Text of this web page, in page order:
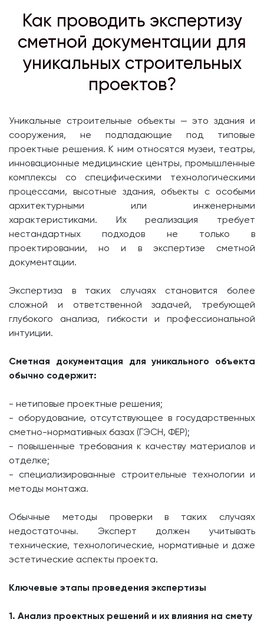
Как проводить экспертизу
сметной документации для
уникальных строительных
проектов?
Уникальные строительные объекты — это здания и
сооружения, не подпадающие под типовые
проектные решения. К ним относятся музеи, театры,
инновационные медицинские центры, промышленные
комплексы со специфическими технологическими
процессами, высотные здания, объекты с особыми
архитектурными или инженерными
характеристиками. Их реализация требует
нестандартных подходов не только в
проектировании, но и в экспертизе сметной
документации.
Экспертиза в таких случаях становится более
сложной и ответственной задачей, требующей
глубокого анализа, гибкости и профессиональной
интуиции.
Сметная документация для уникального объекта
обычно содержит:
- нетиповые проектные решения;
- оборудование, отсутствующее в государственных
сметно-нормативных базах (ГЭСН, ФЕР);
- повышенные требования к качеству материалов и
отделке;
- специализированные строительные технологии и
методы монтажа.
Обычные методы проверки в таких случаях
недостаточны. Эксперт должен учитывать
технические, технологические, нормативные и даже
эстетические аспекты проекта.
Ключевые этапы проведения экспертизы
1. Анализ проектных решений и их влияния на смету